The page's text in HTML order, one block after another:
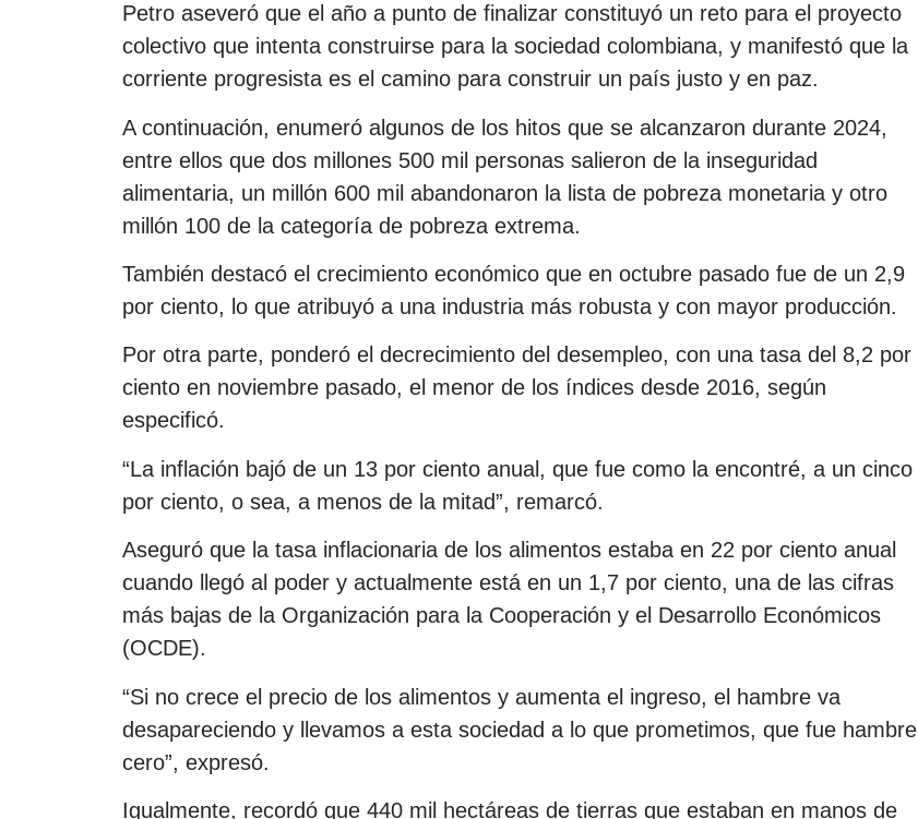
Petro aseveró que el año a punto de finalizar constituyó un reto para el proyecto
colectivo que intenta construirse para la sociedad colombiana, y manifestó que la
corriente progresista es el camino para construir un país justo y en paz.
A continuación, enumeró algunos de los hitos que se alcanzaron durante 2024,
entre ellos que dos millones 500 mil personas salieron de la inseguridad
alimentaria, un millón 600 mil abandonaron la lista de pobreza monetaria y otro
millón 100 de la categoría de pobreza extrema.
También destacó el crecimiento económico que en octubre pasado fue de un 2,9
por ciento, lo que atribuyó a una industria más robusta y con mayor producción.
Por otra parte, ponderó el decrecimiento del desempleo, con una tasa del 8,2 por
ciento en noviembre pasado, el menor de los índices desde 2016, según
especificó.
“La inflación bajó de un 13 por ciento anual, que fue como la encontré, a un cinco
por ciento, o sea, a menos de la mitad”, remarcó.
Aseguró que la tasa inflacionaria de los alimentos estaba en 22 por ciento anual
cuando llegó al poder y actualmente está en un 1,7 por ciento, una de las cifras
más bajas de la Organización para la Cooperación y el Desarrollo Económicos
(OCDE).
“Si no crece el precio de los alimentos y aumenta el ingreso, el hambre va
desapareciendo y llevamos a esta sociedad a lo que prometimos, que fue hambre
cero”, expresó.
Igualmente, recordó que 440 mil hectáreas de tierras que estaban en manos de